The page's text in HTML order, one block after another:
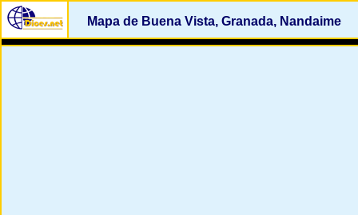
Mapa de Buena Vista, Granada, Nandaime